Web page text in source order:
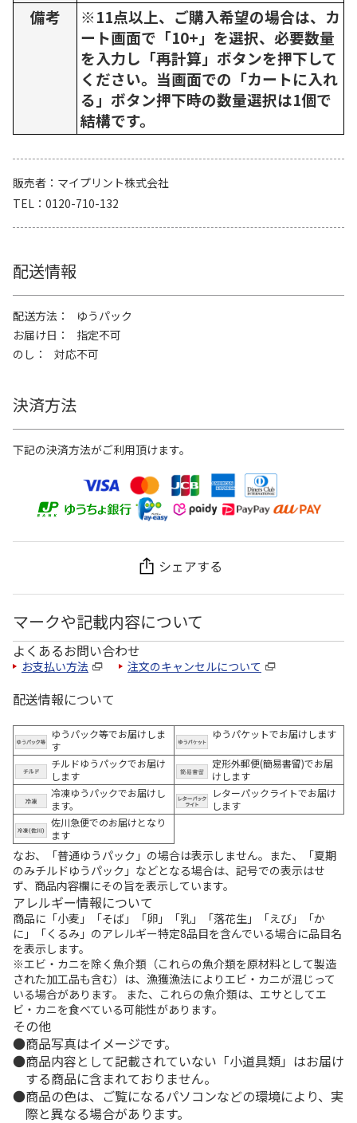
備考
※11点以上、ご購入希望の場合は、カ
ート画面で「10+」を選択、必要数量
を入力し「再計算」ボタンを押下して
ください。当画面での「カートに入れ
る」ボタン押下時の数量選択は1個で
結構です。
販売者
マイプリント株式会社
TEL
0120-710-132
配送情報
配送方法
ゆうパック
お届け日
指定不可
のし
対応不可
決済方法
下記の決済方法がご利用頂けます。
シェアする
マークや記載内容について
よくあるお問い合わせ
お支払い方法 注文のキャンセルについて
配送情報について
ゆうパック等でお届けしま
す
ゆうパケットでお届けします
チルドゆうパックでお届け
します
定形外郵便(簡易書留)でお届
けします
冷凍ゆうパックでお届けし
ます。
レターパックライトでお届け
します
佐川急便でのお届けとなり
ます
なお、「普通ゆうパック」の場合は表示しません。また、「夏期
のみチルドゆうパック」などとなる場合は、記号での表示はせ
ず、商品内容欄にその旨を表示しています。
アレルギー情報について
商品に「小麦」「そば」「卵」「乳」「落花生」「えび」「か
に」「くるみ」のアレルギー特定8品目を含んでいる場合に品目名
を表示します。
※エビ・カニを除く魚介類（これらの魚介類を原材料として製造
された加工品も含む）は、漁獲漁法によりエビ・カニが混じって
いる場合があります。 また、これらの魚介類は、エサとしてエ
ビ・カニを食べている可能性があります。
その他
商品写真はイメージです。
商品内容として記載されていない「小道具類」はお届け
する商品に含まれておりません。
商品の色は、ご覧になるパソコンなどの環境により、実
際と異なる場合があります。